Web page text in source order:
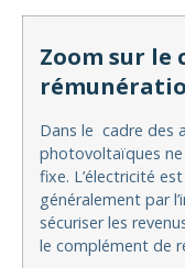
Zoom sur le
Dans le cadre des
photovoltaïques ne
fixe. L’électricité
généralement par
sécuriser les
le complément de